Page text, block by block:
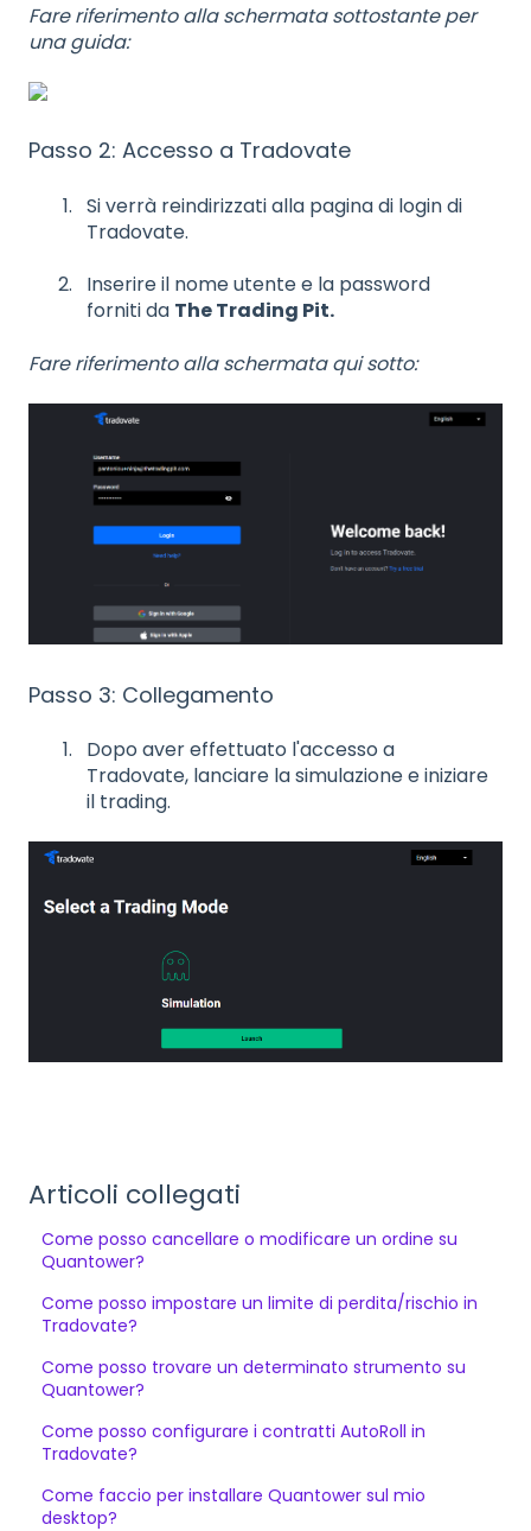
Fare riferimento alla schermata sottostante per
una guida:
Passo 2: Accesso a Tradovate
Si verrà reindirizzati alla pagina di login di
Tradovate.
Inserire il nome utente e la password
forniti da The Trading Pit.
Fare riferimento alla schermata qui sotto:
Passo 3: Collegamento
Dopo aver effettuato l'accesso a
Tradovate, lanciare la simulazione e iniziare
il trading.
Articoli collegati
Come posso cancellare o modificare un ordine su
Quantower?
Come posso impostare un limite di perdita/rischio in
Tradovate?
Come posso trovare un determinato strumento su
Quantower?
Come posso configurare i contratti AutoRoll in
Tradovate?
Come faccio per installare Quantower sul mio
desktop?